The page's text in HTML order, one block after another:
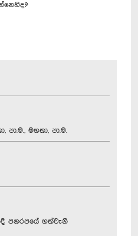
මහතා, පා.ම.
ජනරජයේ හත්වැනි